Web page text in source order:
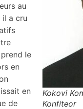
Kokovi
Konfiteor
au
il a cru
le
en
en
de